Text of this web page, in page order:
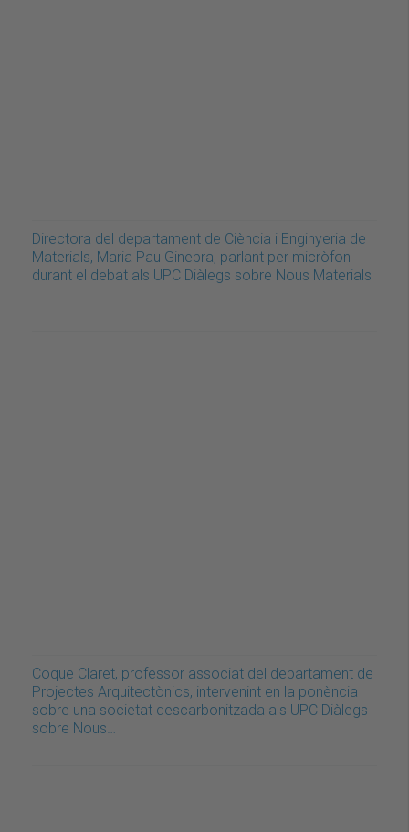
Directora del departament de Ciència i Enginyeria de
Materials, Maria Pau Ginebra, parlant per micròfon
durant el debat als UPC Diàlegs sobre Nous Materials
Coque Claret, professor associat del departament de
Projectes Arquitectònics, intervenint en la ponència
sobre una societat descarbonitzada als UPC Diàlegs
sobre Nous…